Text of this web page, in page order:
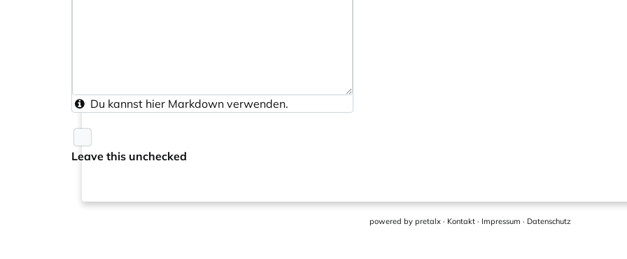
Du kannst hier Markdown verwenden.
Leave this unchecked
powered by pretalx · Kontakt · Impressum · Datenschutz